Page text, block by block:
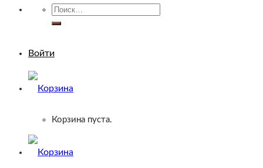
Искать:
Войти
Корзина пуста.